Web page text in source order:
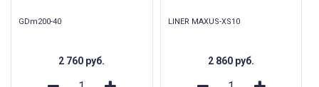
GDm200-40
2 760 руб.
LINER MAXUS-XS10
2 860 руб.